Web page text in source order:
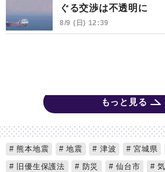
ぐる交渉は不透明に
8/9 (日) 12:39
もっと見る
熊本地震 地震 津波 宮城県
旧優生保護法
防災 仙台市 気